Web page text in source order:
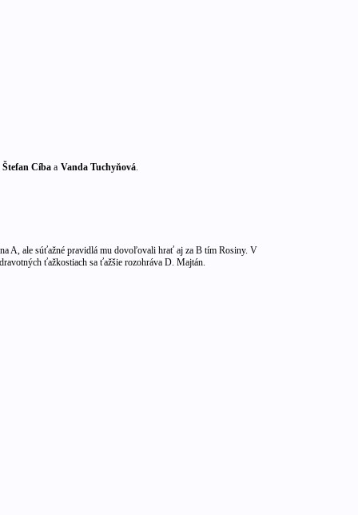
Cíba a Vanda Tuchyňová.
A, ale súťažné pravidlá mu dovoľovali hrať aj za B tím Rosiny. V
ťažkostiach sa ťažšie rozohráva D. Majtán.